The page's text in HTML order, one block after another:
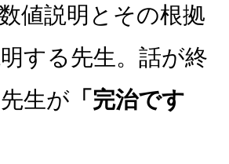
値説明とその根拠
する先生。話が終
生が 「完治です